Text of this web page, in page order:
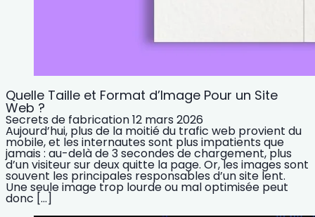
Quelle Taille et Format d’Image Pour un Site
Web ?
Secrets de fabrication12 mars 2026
Aujourd’hui, plus de la moitié du trafic web provient du
mobile, et les internautes sont plus impatients que
jamais : au-delà de 3 secondes de chargement, plus
d’un visiteur sur deux quitte la page. Or, les images sont
souvent les principales responsables d’un site lent.
Une seule image trop lourde ou mal optimisée peut
donc […]